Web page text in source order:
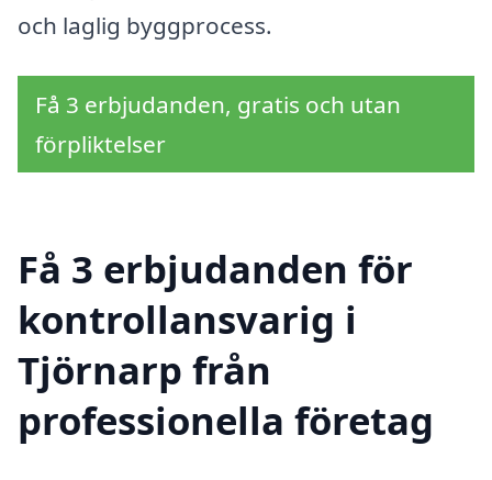
och laglig byggprocess.
Få 3 erbjudanden, gratis och utan
förpliktelser
Få 3 erbjudanden för
kontrollansvarig i
Tjörnarp från
professionella företag